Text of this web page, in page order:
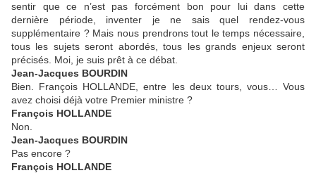
sentir que ce n’est pas forcément bon pour lui dans cette
dernière période, inventer je ne sais quel rendez-vous
supplémentaire ? Mais nous prendrons tout le temps nécessaire,
tous les sujets seront abordés, tous les grands enjeux seront
précisés. Moi, je suis prêt à ce débat.
Jean-Jacques BOURDIN
Bien. François HOLLANDE, entre les deux tours, vous… Vous
avez choisi déjà votre Premier ministre ?
François HOLLANDE
Non.
Jean-Jacques BOURDIN
Pas encore ?
François HOLLANDE